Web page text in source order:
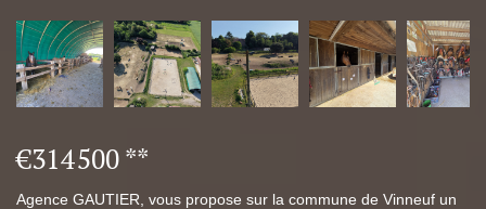
€314 500**
Agence GAUTIER, vous propose sur la commune de Vinneuf un